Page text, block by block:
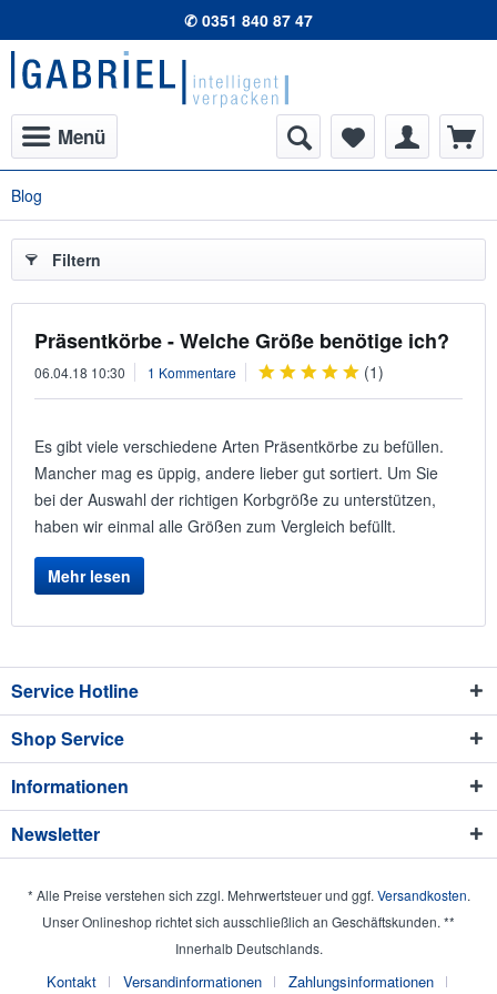
✆ 0351 840 87 47
Menü
Blog
Filtern
Präsentkörbe - Welche Größe benötige ich?
06.04.18 10:30 1 Kommentare (1)
Es gibt viele verschiedene Arten Präsentkörbe zu befüllen.
Mancher mag es üppig, andere lieber gut sortiert. Um Sie
bei der Auswahl der richtigen Korbgröße zu unterstützen,
haben wir einmal alle Größen zum Vergleich befüllt.
Mehr lesen
Service Hotline
Shop Service
Informationen
Newsletter
* Alle Preise verstehen sich zzgl. Mehrwertsteuer und ggf. Versandkosten.
Unser Onlineshop richtet sich ausschließlich an Geschäftskunden. **
Innerhalb Deutschlands.
Kontakt Versandinformationen Zahlungsinformationen